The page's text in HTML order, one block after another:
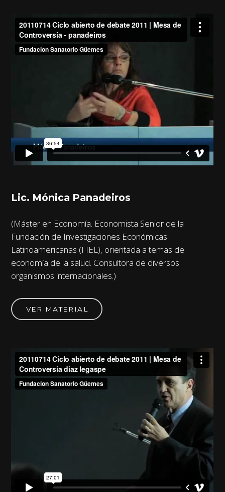
Lic. Mónica Panadeiros
(Máster en Economía. Economista Senior de la
Fundación de Investigaciones Económicas
Latinoamericanas (FIEL), orientada a temas de
economía de la salud. Consultora de diversos
organismos internacionales.)
VER MATERIAL